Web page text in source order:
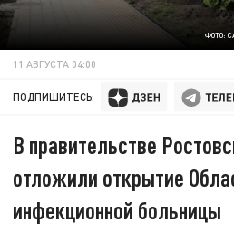
ФОТО:
11 АВГУСТА 04:00
ПОДПИШИТЕСЬ:
В правительстве
отложили открытие
инфекционной больницы